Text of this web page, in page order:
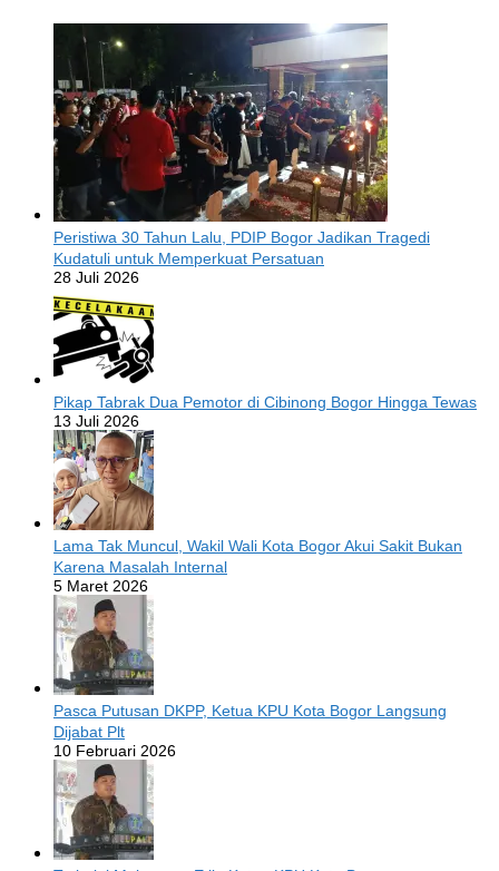
Peristiwa 30 Tahun Lalu, PDIP Bogor Jadikan Tragedi
Kudatuli untuk Memperkuat Persatuan
28 Juli 2026
Pikap Tabrak Dua Pemotor di Cibinong Bogor Hingga Tewas
13 Juli 2026
Lama Tak Muncul, Wakil Wali Kota Bogor Akui Sakit Bukan
Karena Masalah Internal
5 Maret 2026
Pasca Putusan DKPP, Ketua KPU Kota Bogor Langsung
Dijabat Plt
10 Februari 2026